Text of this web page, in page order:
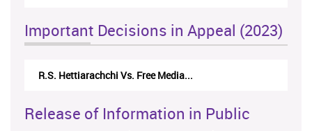
Important Decisions in Appeal (2023)
R.S. Hettiarachchi Vs. Free Media...
Release of Information in Public